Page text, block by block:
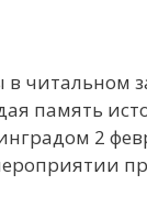
в читальном
память
2